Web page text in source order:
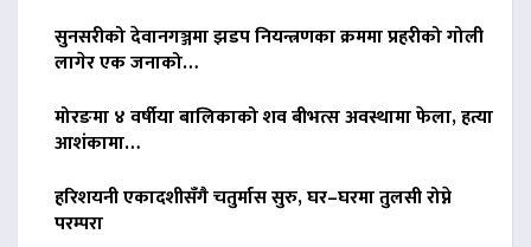
सुनसरीको देवानगञ्जमा झडप नियन्त्रणका क्रममा प्रहरीको गोली
लागेर एक जनाको…
मोरङमा ४ वर्षीया बालिकाको शव बीभत्स अवस्थामा फेला, हत्या
आशंकामा…
हरिशयनी एकादशीसँगै चतुर्मास सुरु, घर–घरमा तुलसी रोप्ने
परम्परा